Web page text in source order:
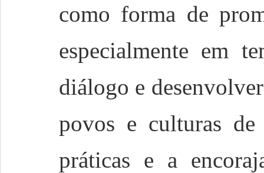
como forma de
especialmente em
diálogo e
povos e culturas
práticas e a